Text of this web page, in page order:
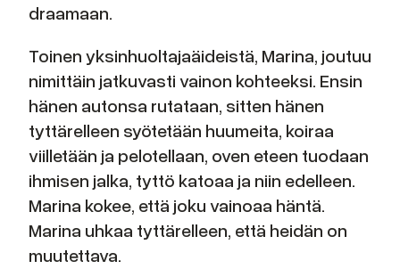
draamaan.
Toinen yksinhuoltajaäideistä, Marina, joutuu
nimittäin jatkuvasti vainon kohteeksi. Ensin
hänen autonsa rutataan, sitten hänen
tyttärelleen syötetään huumeita, koiraa
viilletään ja pelotellaan, oven eteen tuodaan
ihmisen jalka, tyttö katoaa ja niin edelleen.
Marina kokee, että joku vainoaa häntä.
Marina uhkaa tyttärelleen, että heidän on
muutettava.